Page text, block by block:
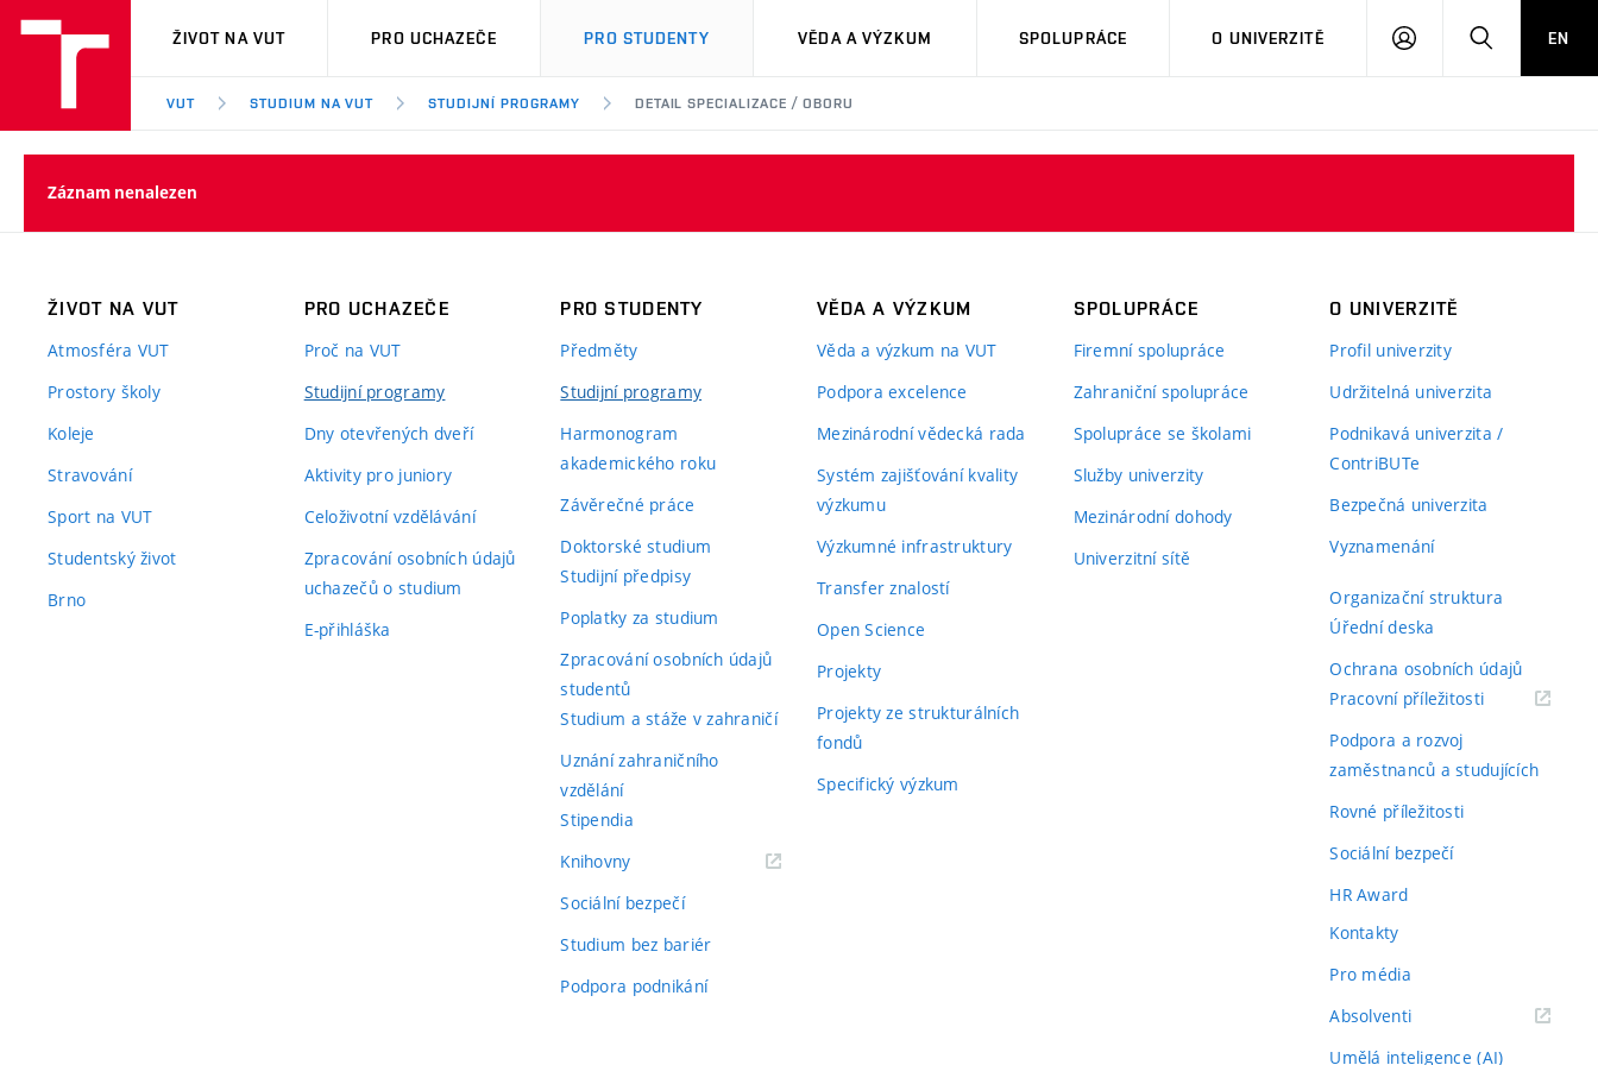
VUT
ŽIVOT NA VUT PRO UCHAZEČE PRO STUDENTY VĚDA A VÝZKUM SPOLUPRÁCE O UNIVERZITĚ
PŘIHLÁSIT HLEDATEN
VUT STUDIUM NA VUT STUDIJNÍ PROGRAMY DETAIL SPECIALIZACE / OBORU
Záznam nenalezen
ŽIVOT NA VUT
Atmosféra VUT
Prostory školy
Koleje
Stravování
Sport na VUT
Studentský život
Brno
PRO UCHAZEČE
Proč na VUT
Studijní programy
Dny otevřených dveří
Aktivity pro juniory
Celoživotní vzdělávání
Zpracování osobních údajů
uchazečů o studium
E-přihláška
PRO STUDENTY
Předměty
Studijní programy
Harmonogram
akademického roku
Závěrečné práce
Doktorské studium
Studijní předpisy
Poplatky za studium
Zpracování osobních údajů
studentů
Studium a stáže v zahraničí
Uznání zahraničního
vzdělání
Stipendia
Knihovny(externí
Sociální bezpečí
Studium bez bariér
Podpora podnikání
VĚDA A VÝZKUM
Věda a výzkum na VUT
Podpora excelence
Mezinárodní vědecká rada
Systém zajišťování kvality
výzkumu
Výzkumné infrastruktury
Transfer znalostí
Open Science
Projekty
Projekty ze strukturálních
fondů
Specifický výzkum
SPOLUPRÁCE
Firemní spolupráce
Zahraniční spolupráce
Spolupráce se školami
Služby univerzity
Mezinárodní dohody
Univerzitní sítě
O UNIVERZITĚ
Profil univerzity
Udržitelná univerzita
Podnikavá univerzita /
ContriBUTe
Bezpečná univerzita
Vyznamenání
Organizační struktura
Úřední deska
Ochrana osobních údajů
Pracovní příležitosti(externí
Podpora a rozvoj
zaměstnanců a studujících
Rovné příležitosti
Sociální bezpečí
HR Award
Kontakty
Pro média
Absolventi(externí
Umělá inteligence (AI)